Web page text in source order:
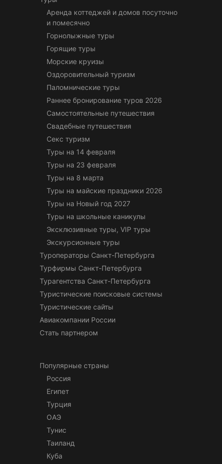
Аренда коттеджей и домов посуточно
и помесячно
Горнолыжные туры
Горящие туры
Морские круизы
Оздоровительный туризм
Паломнические туры
Раннее бронирование туров 2026
Самостоятельные путешествия
Свадебные путешествия
Секс туризм
Туры на 14 февраля
Туры на 23 февраля
Туры на 8 марта
Туры на майские праздники 2026
Туры на Новый год 2027
Туры на школьные каникулы
Эксклюзивные туры, VIP туры
Экскурсионные туры
Туроператоры Санкт-Петербурга
Турфирмы Санкт-Петербурга
Турагентства Санкт-Петербурга
Туристические поисковые системы
Туристические сайты
Авиакомпании России
Стать партнером
Популярные страны
Россия
Египет
Турция
ОАЭ
Тунис
Таиланд
Куба